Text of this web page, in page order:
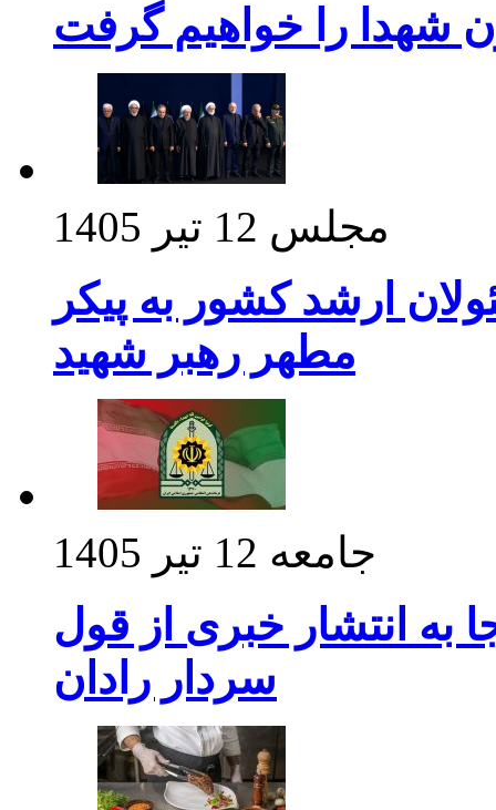
شهدا را خواهیم گرفت
مجلس 12 تیر 1405
ارشد کشور به پیکر
مطهر رهبر شهید
جامعه 12 تیر 1405
به انتشار خبری از قول
سردار رادان